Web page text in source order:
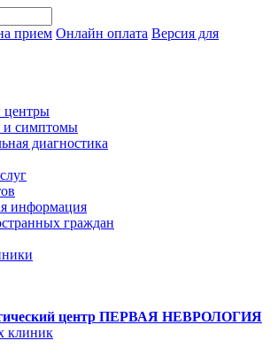
прием Онлайн оплата Версия для
центры
и симптомы
диагностика
информация
граждан
центр ПЕРВАЯ НЕВРОЛОГИЯ
клиник